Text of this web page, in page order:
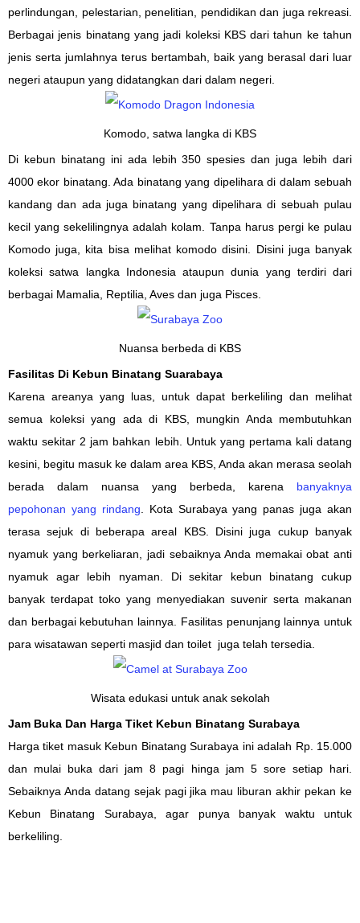
perlindungan pelestarian, penelitian pendidikan dan juga rekreasi.
Berbagai jenis binatang yang jadi koleksi KBS dari tahun ke tahun
jenis serta jumlahnya terus bertambah, baik yang berasal dari luar
negeri ataupun yang didatangkan dari dalam negeri.
Komodo, satwa langka di KBS
Di kebun binatang ini ada lebih 350 spesies dan juga lebih dari
4000 ekor binatang. Ada binatang yang dipelihara di dalam sebuah
kandang dan ada juga binatang yang dipelihara di sebuah pulau
kecil yang sekelilingnya adalah kolam. Tanpa harus pergi ke pulau
Komodo juga , kita bisa melihat komodo disini. Disini juga banyak
koleksisatwa langka Indonesia ataupundunia yang terdiri dari
berbagai Mamalia, Reptilia Aves dan juga Pisces
Nuansa berbeda di KBS
Fasilitas Di Kebun Binatang Suarabaya
Karena areanya yang luas, untuk dapat berkeliling dan melihat
semua koleksi yang ada di KBS, mungkin Anda membutuhkan
waktu sekitar 2 jam bahkan lebih. Untuk yang pertama kali datang
kesini, begitu masuk ke dalam area KBS, Anda akan merasa seolah
berada dalam nuansa yang berbeda, karena banyaknya
pepohonan yang rindang . Kota Surabaya yang panas juga akan
terasa sejuk di beberapa areal KBS. Disini juga cukup banyak
nyamuk yang berkeliaran, jadi sebaiknya Anda memakai obat anti
nyamuk agar lebih nyaman. Di sekitar kebun binatang cukup
banyak terdapat toko yang menyediakan suvenir serta makanan
dan berbagai kebutuhan lainnya. Fasilitas penunjang lainnya untuk
para wisatawan seperti masjid dan toilet juga telah tersedia.
Wisata edukasi untuk anak sekolah
Jam Buka Dan Harga Tiket Kebun Binatang Surabaya
Harga tiket masuk Kebun Binatang Surabaya ini adalah Rp. 15.000
dan mulai buka dari jam 8 pagi hinga jam 5 sore setiap hari.
Sebaiknya Anda datang sejak pagi jika mau liburan akhir pekan ke
Kebun Binatang Surabaya, agar punya banyak waktu untuk
berkeliling.